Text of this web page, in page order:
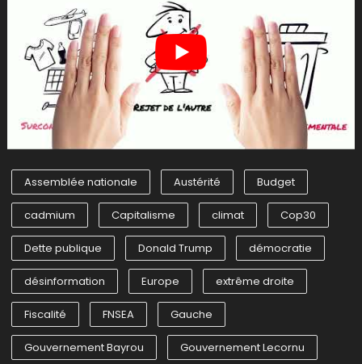
Assemblée nationale Austérité Budget
cadmium Capitalisme climat Cop30
Dette publique Donald Trump démocratie
désinformation Europe extrême droite
Fiscalité FNSEA Gauche
Gouvernement Bayrou Gouvernement Lecornu